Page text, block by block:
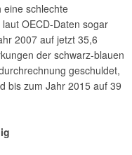
eine schlechte
OECD-Daten sogar
2007 auf jetzt 35,6
der schwarz-blauen
geschuldet,
bis zum Jahr 2015 auf 39